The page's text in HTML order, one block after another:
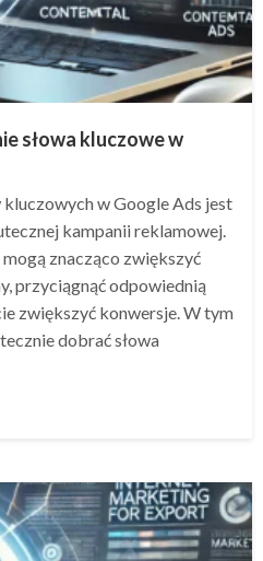
słowa kluczowe w
w Google Ads jest
kampanii reklamowej.
znacząco zwiększyć
przyciągnąć odpowiednią
zwiększyć konwersje. W tym
dobrać słowa